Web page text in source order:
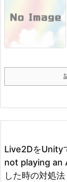
Live2DをUnity
not playing an
した時の対処法